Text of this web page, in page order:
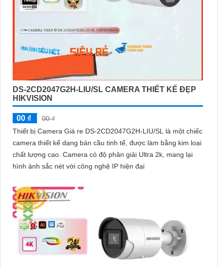
DS-2CD2047G2H-LIU/SL CAMERA THIẾT KẾ ĐẸP
HIKVISION
00 ₫
00 ₫
Thiết bị Camera Giá re DS-2CD2047G2H-LIU/SL là một chiếc
camera thiết kế dạng bán cầu tinh tế, được làm bằng kim loại
chất lượng cao. Camera có độ phân giải Ultra 2k, mang lại
hình ảnh sắc nét với công nghệ IP hiện đại